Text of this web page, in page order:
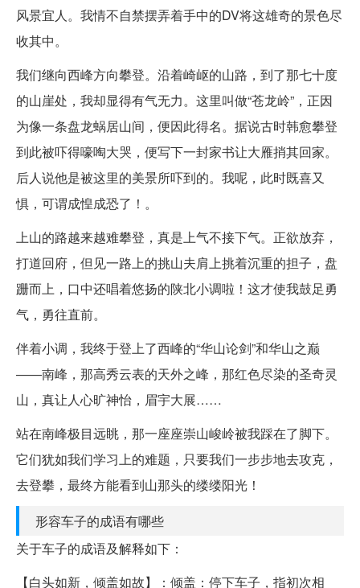
风景宜人。我情不自禁摆弄着手中的DV将这雄奇的景色尽
收其中。
我们继向西峰方向攀登。沿着崎岖的山路，到了那七十度
的山崖处，我却显得有气无力。这里叫做“苍龙岭”，正因
为像一条盘龙蜗居山间，便因此得名。据说古时韩愈攀登
到此被吓得嚎啕大哭，便写下一封家书让大雁捎其回家。
后人说他是被这里的美景所吓到的。我呢，此时既喜又
惧，可谓成惶成恐了！。
上山的路越来越难攀登，真是上气不接下气。正欲放弃，
打道回府，但见一路上的挑山夫肩上挑着沉重的担子，盘
跚而上，口中还唱着悠扬的陕北小调啦！这才使我鼓足勇
气，勇往直前。
伴着小调，我终于登上了西峰的“华山论剑”和华山之巅
——南峰，那高秀云表的天外之峰，那红色尽染的圣奇灵
山，真让人心旷神怡，眉宇大展……
站在南峰极目远眺，那一座座崇山峻岭被我踩在了脚下。
它们犹如我们学习上的难题，只要我们一步步地去攻克，
去登攀，最终方能看到山那头的缕缕阳光！
形容车子的成语有哪些
关于车子的成语及解释如下：
【白头如新，倾盖如故】：倾盖：停下车子，指初次相